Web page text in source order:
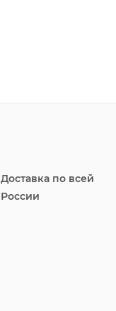
Доставка по всей
России